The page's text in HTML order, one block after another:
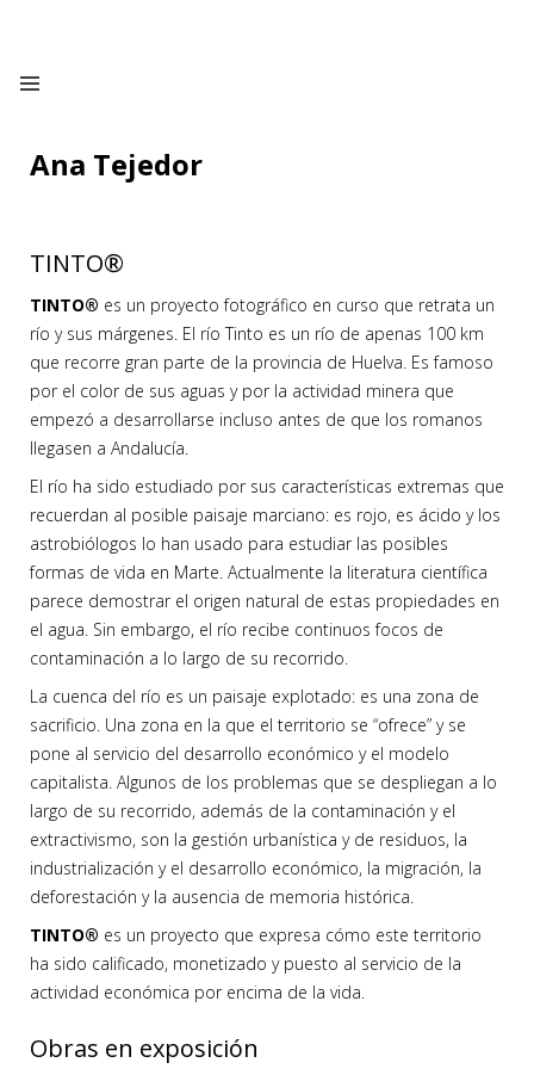
Ana Tejedor
TINTO®
TINTO® es un proyecto fotográfico en curso que retrata un
río y sus márgenes. El río Tinto es un río de apenas 100 km
que recorre gran parte de la provincia de Huelva. Es famoso
por el color de sus aguas y por la actividad minera que
empezó a desarrollarse incluso antes de que los romanos
llegasen a Andalucía.
El río ha sido estudiado por sus características extremas que
recuerdan al posible paisaje marciano: es rojo, es ácido y los
astrobiólogos lo han usado para estudiar las posibles
formas de vida en Marte. Actualmente la literatura científica
parece demostrar el origen natural de estas propiedades en
el agua. Sin embargo, el río recibe continuos focos de
contaminación a lo largo de su recorrido.
La cuenca del río es un paisaje explotado: es una zona de
sacrificio. Una zona en la que el territorio se “ofrece” y se
pone al servicio del desarrollo económico y el modelo
capitalista. Algunos de los problemas que se despliegan a lo
largo de su recorrido, además de la contaminación y el
extractivismo, son la gestión urbanística y de residuos, la
industrialización y el desarrollo económico, la migración, la
deforestación y la ausencia de memoria histórica.
TINTO® es un proyecto que expresa cómo este territorio
ha sido calificado, monetizado y puesto al servicio de la
actividad económica por encima de la vida.
Obras en exposición